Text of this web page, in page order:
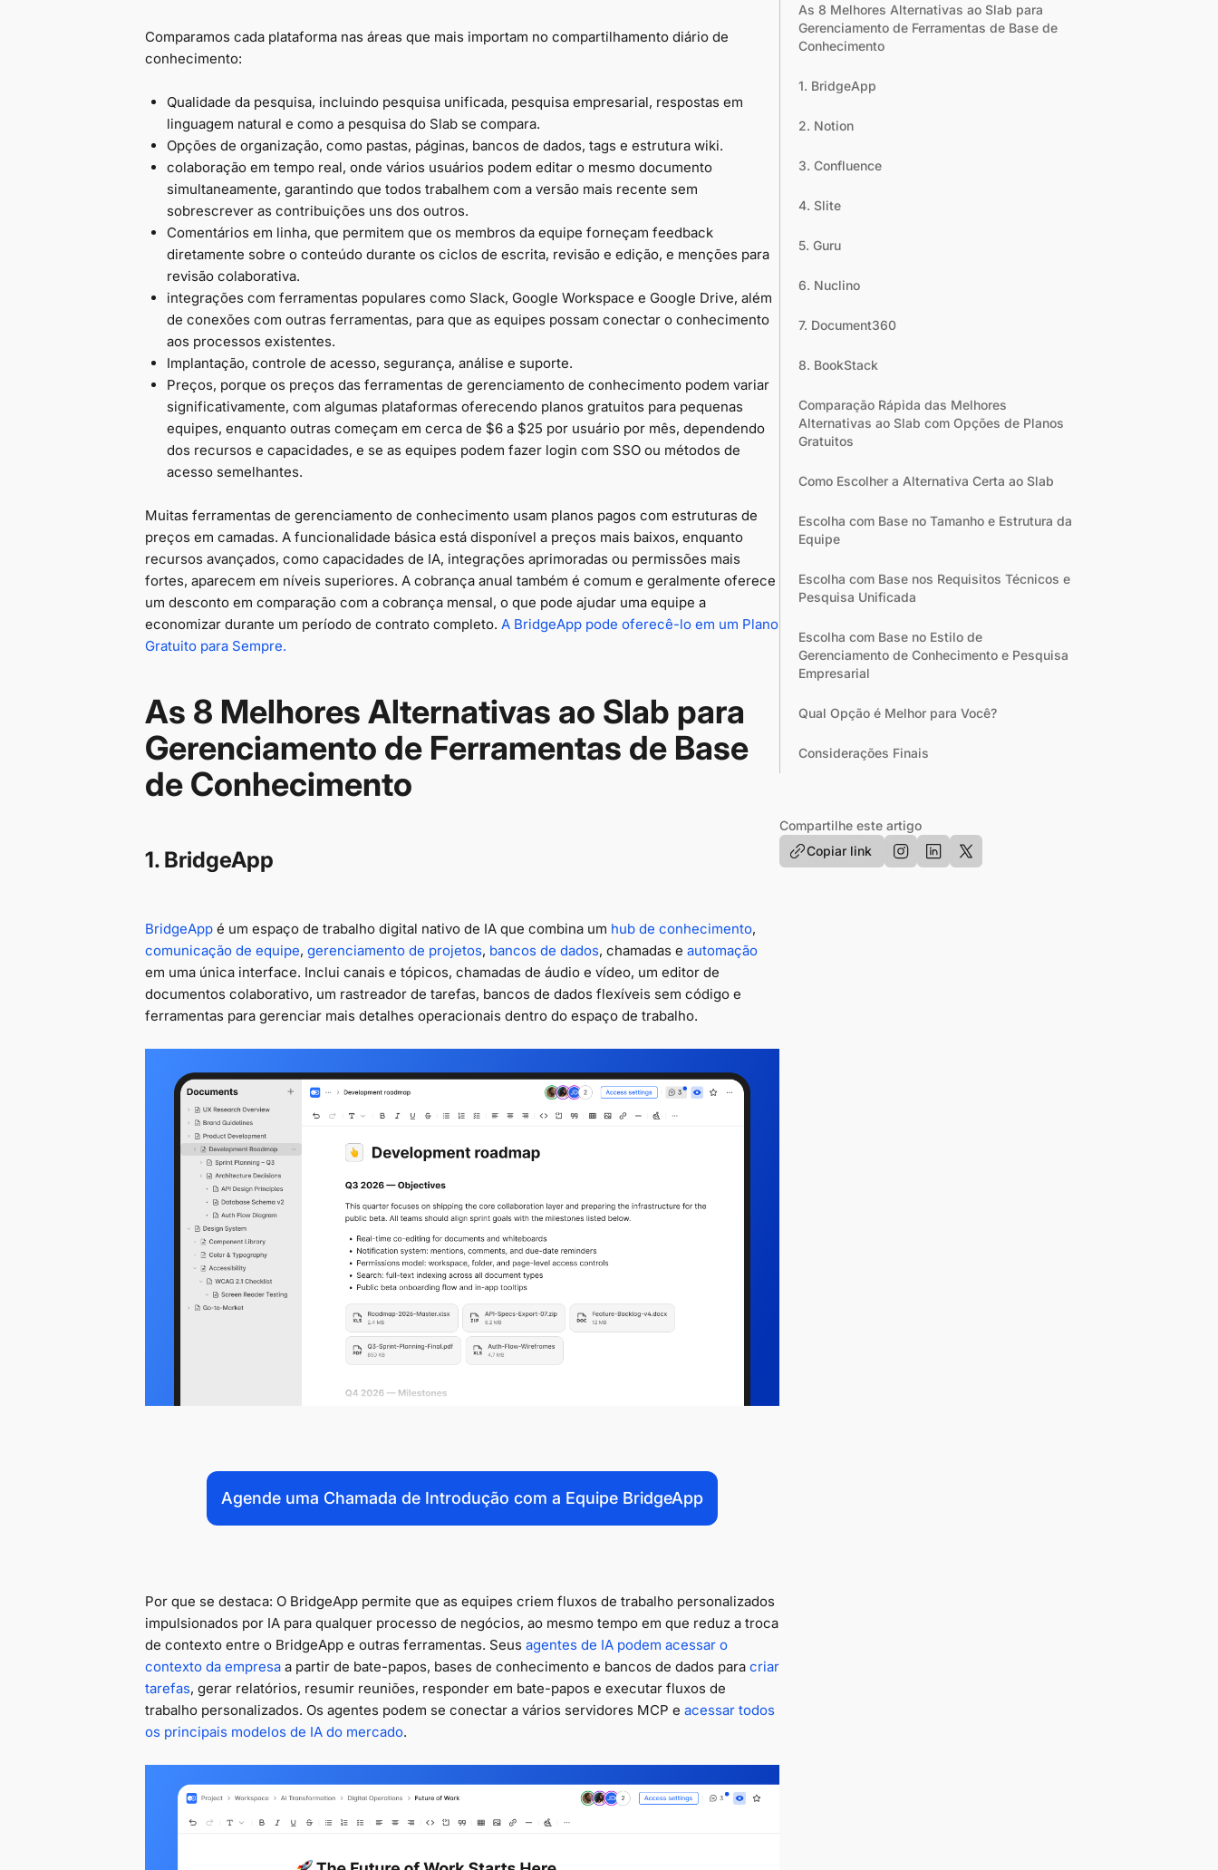
Comparamos cada plataforma nas áreas que mais importam no compartilhamento diário de
conhecimento:
Qualidade da pesquisa, incluindo pesquisa unificada, pesquisa empresarial, respostas em
linguagem natural e como a pesquisa do Slab se compara.
Opções de organização, como pastas, páginas, bancos de dados, tags e estrutura wiki.
colaboração em tempo real, onde vários usuários podem editar o mesmo documento
simultaneamente, garantindo que todos trabalhem com a versão mais recente sem
sobrescrever as contribuições uns dos outros.
Comentários em linha, que permitem que os membros da equipe forneçam feedback
diretamente sobre o conteúdo durante os ciclos de escrita, revisão e edição, e menções para
revisão colaborativa.
integrações com ferramentas populares como Slack, Google Workspace e Google Drive, além
de conexões com outras ferramentas, para que as equipes possam conectar o conhecimento
aos processos existentes.
Implantação, controle de acesso, segurança, análise e suporte.
Preços, porque os preços das ferramentas de gerenciamento de conhecimento podem variar
significativamente, com algumas plataformas oferecendo planos gratuitos para pequenas
equipes, enquanto outras começam em cerca de $6 a $25 por usuário por mês, dependendo
dos recursos e capacidades, e se as equipes podem fazer login com SSO ou métodos de
acesso semelhantes.
Muitas ferramentas de gerenciamento de conhecimento usam planos pagos com estruturas de
preços em camadas. A funcionalidade básica está disponível a preços mais baixos, enquanto
recursos avançados, como capacidades de IA, integrações aprimoradas ou permissões mais
fortes, aparecem em níveis superiores. A cobrança anual também é comum e geralmente oferece
um desconto em comparação com a cobrança mensal, o que pode ajudar uma equipe a
economizar durante um período de contrato completo. A BridgeApp pode oferecê-lo em um Plano
Gratuito para Sempre.
As 8 Melhores Alternativas ao Slab para
Gerenciamento de Ferramentas de Base
de Conhecimento
1. BridgeApp
BridgeApp é um espaço de trabalho digital nativo de IA que combina um hub de conhecimento,
comunicação de equipe, gerenciamento de projetos, bancos de dados, chamadas e automação
em uma única interface. Inclui canais e tópicos, chamadas de áudio e vídeo, um editor de
documentos colaborativo, um rastreador de tarefas, bancos de dados flexíveis sem código e
ferramentas para gerenciar mais detalhes operacionais dentro do espaço de trabalho.
Agende uma Chamada de Introdução com a Equipe BridgeApp
Por que se destaca: O BridgeApp permite que as equipes criem fluxos de trabalho personalizados
impulsionados por IA para qualquer processo de negócios, ao mesmo tempo em que reduz a troca
de contexto entre o BridgeApp e outras ferramentas. Seus agentes de IA podem acessar o
contexto da empresa a partir de bate-papos, bases de conhecimento e bancos de dados para criar
tarefas, gerar relatórios, resumir reuniões, responder em bate-papos e executar fluxos de
trabalho personalizados. Os agentes podem se conectar a vários servidores MCP e acessar todos
os principais modelos de IA do mercado.
As 8 Melhores Alternativas ao Slab para
Gerenciamento de Ferramentas de Base de
Conhecimento
1. BridgeApp
2. Notion
3. Confluence
4. Slite
5. Guru
6. Nuclino
7. Document360
8. BookStack
Comparação Rápida das Melhores
Alternativas ao Slab com Opções de Planos
Gratuitos
Como Escolher a Alternativa Certa ao Slab
Escolha com Base no Tamanho e Estrutura da
Equipe
Escolha com Base nos Requisitos Técnicos e
Pesquisa Unificada
Escolha com Base no Estilo de
Gerenciamento de Conhecimento e Pesquisa
Empresarial
Qual Opção é Melhor para Você?
Considerações Finais
Compartilhe este artigo
Copiar link